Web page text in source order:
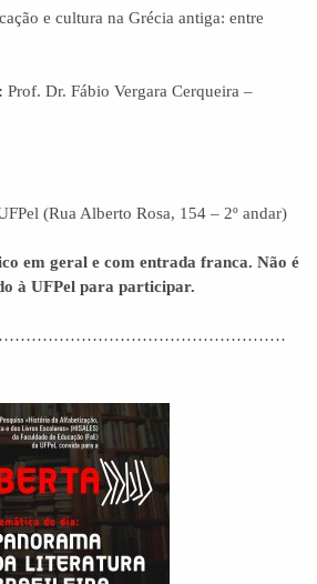
e cultura na Grécia antiga: entre
Prof. Dr. Fábio Vergara Cerqueira –
(Rua Alberto Rosa, 154 – 2º andar)
em geral e com entrada franca. Não é
à UFPel para participar.